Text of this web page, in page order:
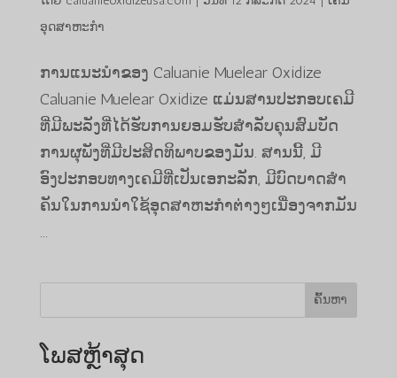
ອຸດສາຫະກໍາ
ການແນະນໍາຂອງ Caluanie Muelear Oxidize
Caluanie Muelear Oxidize ແມ່ນສານປະກອບເຄມີ
ທີ່ມີພະລັງທີ່ໄດ້ຮັບການຍອມຮັບສໍາລັບຄຸນສົມບັດ
ການຜຸພັງທີ່ມີປະສິດທິພາບຂອງມັນ. ສານນີ້, ມີ
ອົງປະກອບທາງເຄມີທີ່ເປັນເອກະລັກ, ມີບົດບາດສໍາ
ຄັນໃນການນໍາໃຊ້ອຸດສາຫະກໍາຕ່າງໆເນື່ອງຈາກມັນ
...
ຄົ້ນຫາ
ໂພສຫຼ້າສຸດ